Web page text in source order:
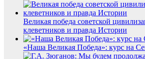
Великая победа советской
клеветников и правда Истории
«Наша Великая Победа»: курс на